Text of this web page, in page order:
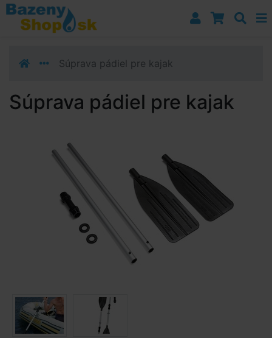
Prejsť k navigácii
Prejsť na obsah
Prejsť k bočnému stĺpci
Súprava pádiel pre kajak
Súprava pádiel pre kajak